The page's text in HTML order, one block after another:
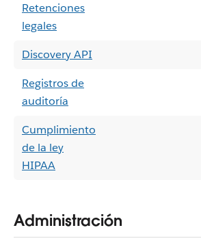
Retenciones
legales
Discovery API
Registros de
auditoría
Cumplimiento
de la ley
HIPAA
Administración